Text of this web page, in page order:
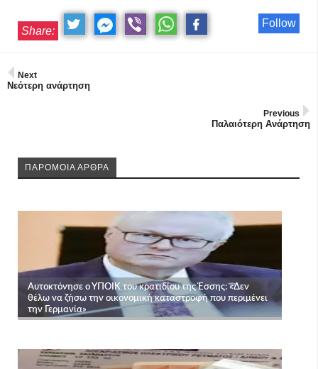
Follow
Share:
Next
Νεότερη ανάρτηση
Previous
Παλαιότερη Ανάρτηση
ΠΑΡΟΜΟΙΑ ΑΡΘΡΑ